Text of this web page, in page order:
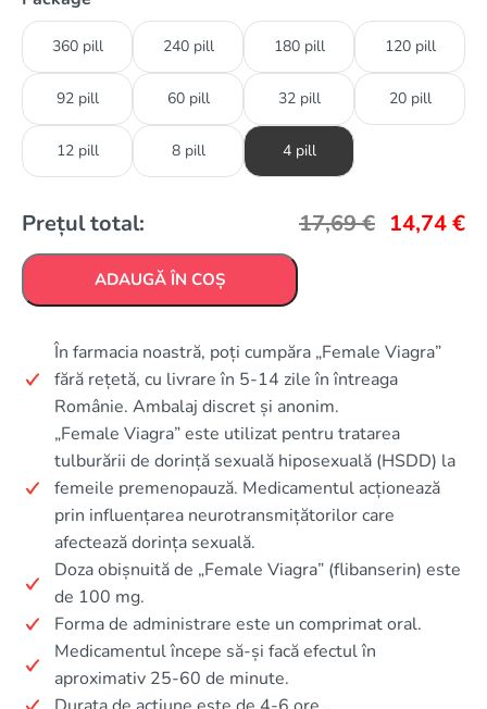
360 pill 240 pill 180 pill 120 pill
92 pill 60 pill 32 pill 20 pill
12 pill 8 pill 4 pill
Prețul total: 17,69€ 14,74€
ADAUGĂ ÎN COȘ
În farmacia noastră, poți cumpăra „Female Viagra”
fără rețetă, cu livrare în 5-14 zile în întreaga
Românie. Ambalaj discret și anonim.
„Female Viagra” este utilizat pentru tratarea
tulburării de dorință sexuală hiposexuală (HSDD) la
femeile premenopauză. Medicamentul acționează
prin influențarea neurotransmițătorilor care
afectează dorința sexuală.
Doza obișnuită de „Female Viagra” (flibanserin) este
de 100 mg.
Forma de administrare este un comprimat oral.
Medicamentul începe să-și facă efectul în
aproximativ 25-60 de minute.